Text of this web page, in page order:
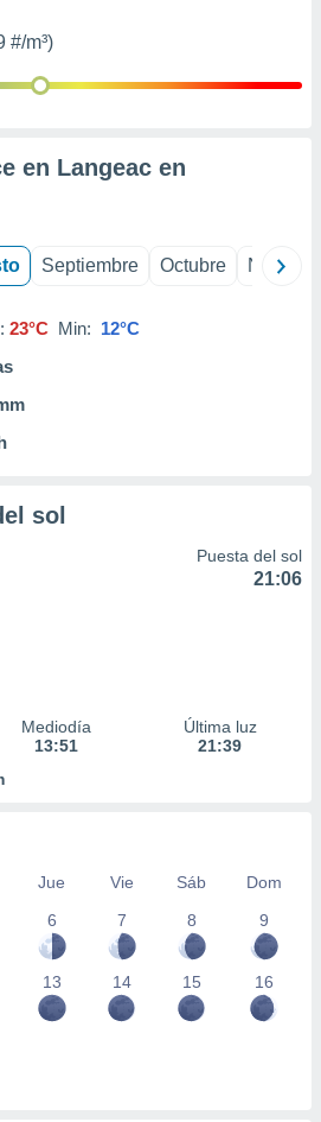
#/m³)
en Langeac en
Septiembre Octubre
23°C Min: 12°C
sol
Puesta del sol
21:06
Mediodía
13:51
Última luz
21:39
Jue Vie Sáb
Dom
6
7 8 9
13 14 15 16